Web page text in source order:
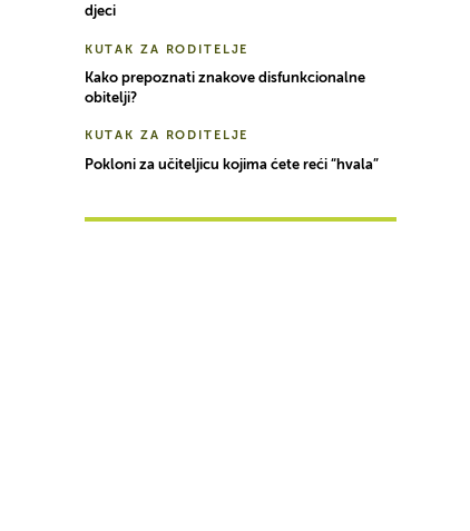
djeci
KUTAK ZA RODITELJE
Kako prepoznati znakove disfunkcionalne
obitelji?
KUTAK ZA RODITELJE
Pokloni za učiteljicu kojima ćete reći “hvala”